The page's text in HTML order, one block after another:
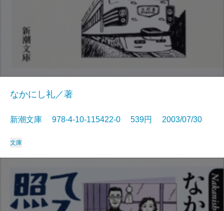
なかにし礼／著
新潮文庫 978-4-10-115422-0 539円 2003/07/30
文庫